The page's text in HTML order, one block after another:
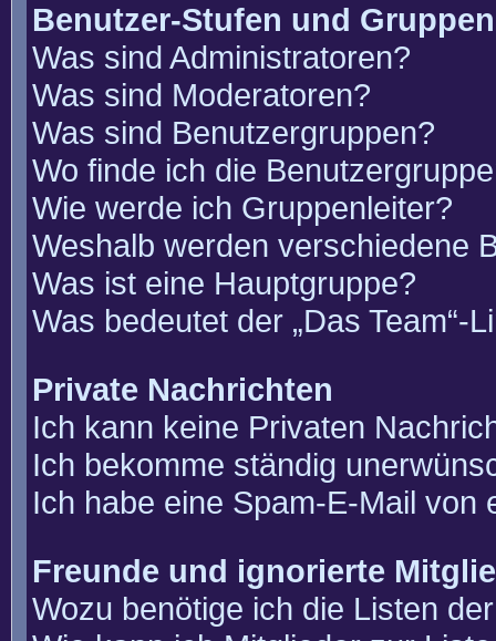
Benutzer-Stufen und Gruppen
Was sind Administratoren?
Was sind Moderatoren?
Was sind Benutzergruppen?
Wo finde ich die
Wie werde ich Gruppenleiter?
Weshalb werden verschiedene
Was ist eine Hauptgruppe?
Was bedeutet der „Das Team“-
Private Nachrichten
Ich kann keine Privaten
Ich bekomme ständig
Ich habe eine Spam-E-Mail von
Freunde und ignorierte
Wozu benötige ich die Listen